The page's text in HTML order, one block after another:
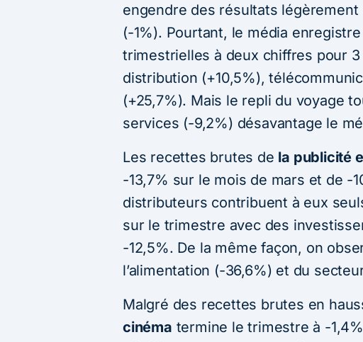
engendre des résultats
(-1%). Pourtant, le média
trimestrielles à deux chiffres pour
distribution (+10,5%),
(+25,7%). Mais le repli du voyage
services (-9,2%) désavantage le
Les recettes brutes de la publicité
-13,7% sur le mois de mars et de -
distributeurs contribuent à eux
sur le trimestre avec des
-12,5%. De la même façon, on
l’alimentation (-36,6%) et du
Malgré des recettes brutes en
cinéma termine le trimestre à -